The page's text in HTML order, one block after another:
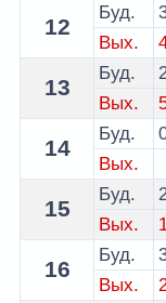
12
Буд.
Вых.
13
Буд.
Вых.
14
Буд.
Вых.
15
Буд.
Вых.
16
Буд.
Вых.